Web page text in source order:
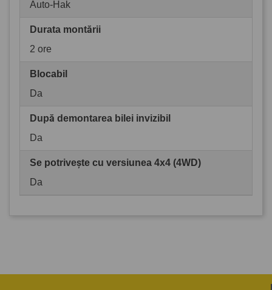
Auto-Hak
Durata montării
2 ore
Blocabil
Da
După demontarea bilei invizibil
Da
Se potrivește cu versiunea 4x4 (4WD)
Da